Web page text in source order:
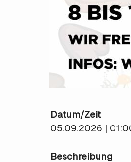
Datum/Zeit
05.09.2026 |
Beschreibung